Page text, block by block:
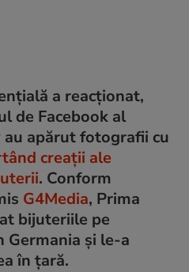
a reacţionat,
de Facebook al
apărut fotografii cu
creații ale
. Conform
G4Media, Prima
bijuteriile pe
Germania și le-a
în țară.